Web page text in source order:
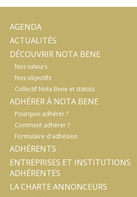
AGENDA
ACTUALITÉS
DÉCOUVRIR NOTA BENE
Nos valeurs
Nos objectifs
Collectif Nota Bene et statuts
ADHÉRER À NOTA BENE
Pourquoi adhérer ?
Comment adhérer ?
Formulaire d'adhésion
ADHÉRENTS
ENTREPRISES ET INSTITUTIONS
ADHÉRENTES
LA CHARTE ANNONCEURS